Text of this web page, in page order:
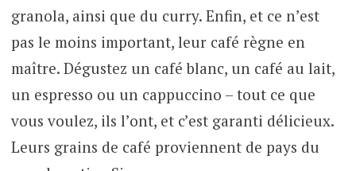
granola, ainsi que du curry. Enfin, et ce n’est
pas le moins important, leur café règne en
maître. Dégustez un café blanc, un café au lait,
un espresso ou un cappuccino – tout ce que
vous voulez, ils l’ont, et c’est garanti délicieux.
Leurs grains de café proviennent de pays du